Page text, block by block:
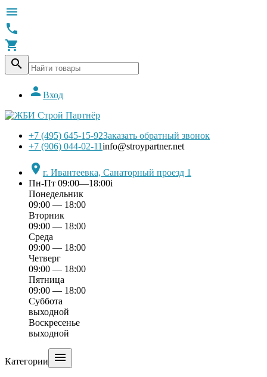




 Вход
+7 (495) 645-15-92Заказать обратный звонок
+7 (906) 044-02-11info@stroypartner.net
 г. Ивантеевка, Санаторный проезд 1
Пн-Пт 09:00—18:00i
Понедельник
09:00 — 18:00
Вторник
09:00 — 18:00
Среда
09:00 — 18:00
Четверг
09:00 — 18:00
Пятница
09:00 — 18:00
Суббота
выходной
Воскресенье
выходной
Категории 